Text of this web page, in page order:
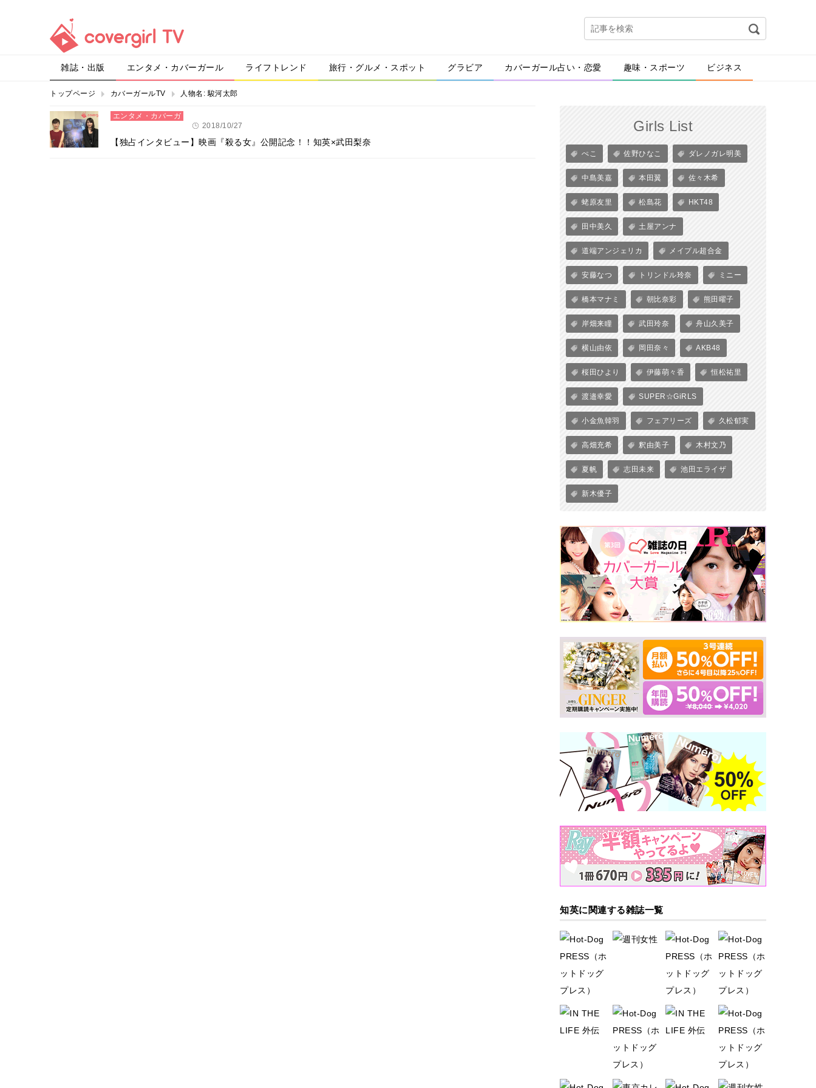
雑誌・出版 エンタメ・カバーガール ライフトレンド 旅行・グルメ・スポット グラビア カバーガール占い・恋愛 趣味・スポーツ ビジネス
トップページ カバーガールTV 人物名:駿河太郎
エンタメ・カバーガ
2018/10/27
【独占インタビュー】映画『殺る女』公開記念！！知英×武田梨奈
Girls List
ぺこ 佐野ひなこ ダレノガレ明美
中島美嘉 本田翼 佐々木希
蛯原友里 松島花 HKT48
田中美久 土屋アンナ
道端アンジェリカ メイプル超合金
安藤なつ トリンドル玲奈 ミニー
橋本マナミ 朝比奈彩 熊田曜子
岸畑来瞳 武田玲奈 舟山久美子
横山由依 岡田奈々 AKB48
桜田ひより 伊藤萌々香 恒松祐里
渡邉幸愛 SUPER☆GiRLS
小金魚韓羽 フェアリーズ 久松郁実
高畑充希 釈由美子 木村文乃
夏帆 志田未来 池田エライザ
新木優子
知英に関連する雑誌一覧